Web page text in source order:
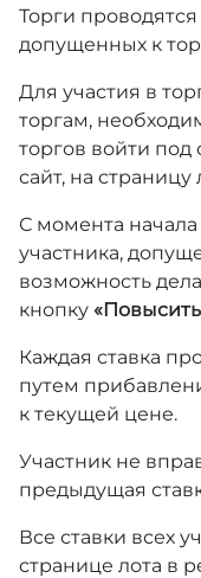
Торги
допущенных к
Для участия в
торгам,
торгов войти
сайт, на страницу
С момента
участника,
возможность
кнопку «Повысить
Каждая ставка
путем
к текущей цене.
Участник не
предыдущая
Все ставки всех
странице лота в